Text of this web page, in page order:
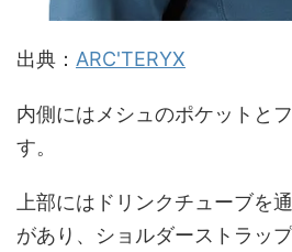
出典： ARC'TERYX
内側にはメシュのポケットと
す。
上部にはドリンクチューブを
があり、ショルダーストラッ